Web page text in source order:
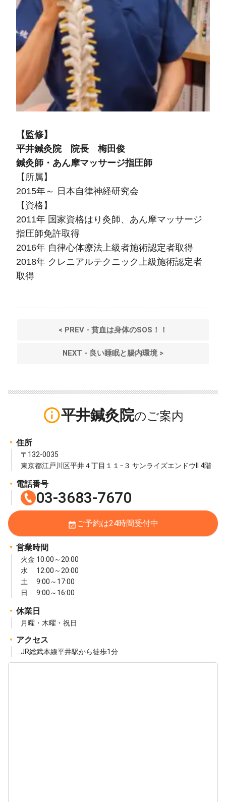
【監修】
平井鍼灸院 院長 梅田俊
鍼灸師・あん摩マッサージ指圧師
【所属】
2015年～ 日本自律神経研究会
【資格】
2011年 国家資格はり灸師、あん摩マッサージ
指圧師免許取得
2016年 自律心体療法上級者施術認定者取得
2018年 クレニアルテクニック上級施術認定者
取得
< PREV - 貧血は身体のSOS！！
NEXT - 良い睡眠と腸内環境 >
info_outline平井鍼灸院
住所
〒132-0035
東京都江戸川区平井４丁目１１−３ サンライズエンドウII 4階
電話番号
03-3683-7670
event_available ご予約は24時間受付中
営業時間
火金 10:00～20:00
水 12:00～20:00
土 9:00～17:00
日 9:00～16:00
休業日
月曜・木曜・祝日
アクセス
JR総武本線平井駅から徒歩1分